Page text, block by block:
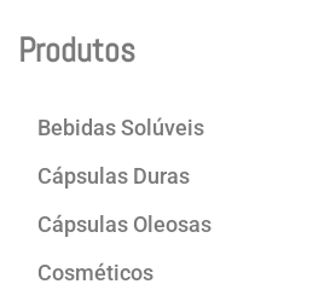
Produtos
Bebidas Solúveis
Cápsulas Duras
Cápsulas Oleosas
Cosméticos